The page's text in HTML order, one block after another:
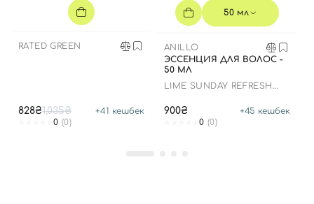
RATED GREEN
828₴1,035₴ +41 кешбек
0 (0)
50 мл
ANILLO
ЭССЕНЦИЯ ДЛЯ ВОЛОС -
50 МЛ
LIME SUNDAY REFRESH
900₴ +45 кешбек
0 (0)